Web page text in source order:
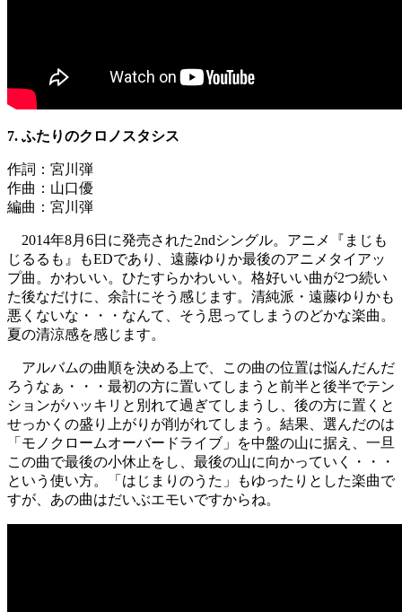
7. ふたりのクロノスタシス
作詞：宮川弾
作曲：山口優
編曲：宮川弾
2014年8月6日に発売された2ndシングル。アニメ『まじも
じるるも』もEDであり、遠藤ゆりか最後のアニメタイアッ
プ曲。かわいい。ひたすらかわいい。格好いい曲が2つ続い
た後なだけに、余計にそう感じます。清純派・遠藤ゆりかも
悪くないな・・・なんて、そう思ってしまうのどかな楽曲。
夏の清涼感を感じます。
アルバムの曲順を決める上で、この曲の位置は悩んだんだ
ろうなぁ・・・最初の方に置いてしまうと前半と後半でテン
ションがハッキリと別れて過ぎてしまうし、後の方に置くと
せっかくの盛り上がりが削がれてしまう。結果、選んだのは
「モノクロームオーバードライブ」を中盤の山に据え、一旦
この曲で最後の小休止をし、最後の山に向かっていく・・・
という使い方。「はじまりのうた」もゆったりとした楽曲で
すが、あの曲はだいぶエモいですからね。